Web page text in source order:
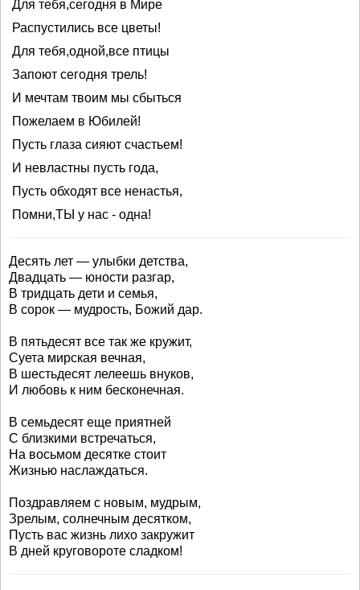
Для тебя,сегодня в Мире
Распустились все цветы!
Для тебя,одной,все птицы
Запоют сегодня трель!
И мечтам твоим мы сбыться
Пожелаем в Юбилей!
Пусть глаза сияют счастьем!
И невластны пусть года,
Пусть обходят все ненастья,
Помни,ТЫ у нас - одна!
Десять лет — улыбки детства,
Двадцать — юности разгар,
В тридцать дети и семья,
В сорок — мудрость, Божий дар.
В пятьдесят все так же кружит,
Суета мирская вечная,
В шестьдесят лелеешь внуков,
И любовь к ним бесконечная.
В семьдесят еще приятней
С близкими встречаться,
На восьмом десятке стоит
Жизнью наслаждаться.
Поздравляем с новым, мудрым,
Зрелым, солнечным десятком,
Пусть вас жизнь лихо закружит
В дней круговороте сладком!